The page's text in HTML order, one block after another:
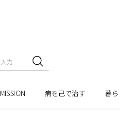
MISSION 病を己で治す 暮